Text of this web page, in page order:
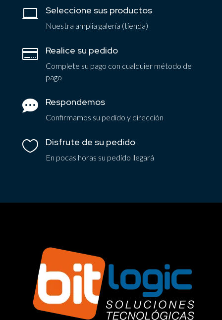
 Seleccione sus productos
Nuestra amplia galería (tienda)
 Realice su pedido
Complete su pago con cualquier método de
pago
 Respondemos
Confirmamos su pedido y dirección
 Disfrute de su pedido
En pocas horas su pedido llegará